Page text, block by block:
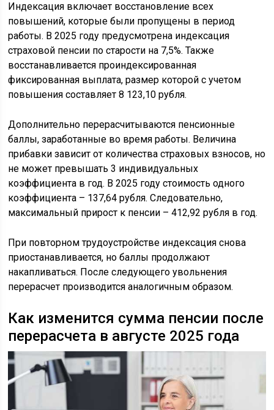
Индексация включает восстановление всех
повышений, которые были пропущены в период
работы. В 2025 году предусмотрена индексация
страховой пенсии по старости на 7,5%. Также
восстанавливается проиндексированная
фиксированная выплата, размер которой с учетом
повышения составляет 8 123,10 рубля.
Дополнительно перерасчитываются пенсионные
баллы, заработанные во время работы. Величина
прибавки зависит от количества страховых взносов, но
не может превышать 3 индивидуальных
коэффициента в год. В 2025 году стоимость одного
коэффициента – 137,64 рубля. Следовательно,
максимальный прирост к пенсии – 412,92 рубля в год.
При повторном трудоустройстве индексация снова
приостанавливается, но баллы продолжают
накапливаться. После следующего увольнения
перерасчет производится аналогичным образом.
Как изменится сумма пенсии после
перерасчета в августе 2025 года